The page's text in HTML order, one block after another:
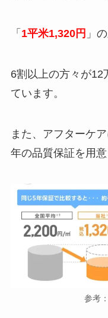
「 1平米1,320円 」
6割以上の方々が12
ています。
また、アフターケ
年の品質保証を用意
参考